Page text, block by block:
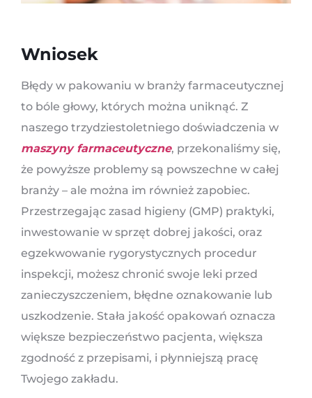
Wniosek
Błędy w pakowaniu w branży farmaceutycznej
to bóle głowy, których można uniknąć. Z
naszego trzydziestoletniego doświadczenia w
maszyny farmaceutyczne, przekonaliśmy się,
że powyższe problemy są powszechne w całej
branży – ale można im również zapobiec.
Przestrzegając zasad higieny (GMP) praktyki,
inwestowanie w sprzęt dobrej jakości, oraz
egzekwowanie rygorystycznych procedur
inspekcji, możesz chronić swoje leki przed
zanieczyszczeniem, błędne oznakowanie lub
uszkodzenie. Stała jakość opakowań oznacza
większe bezpieczeństwo pacjenta, większa
zgodność z przepisami, i płynniejszą pracę
Twojego zakładu.